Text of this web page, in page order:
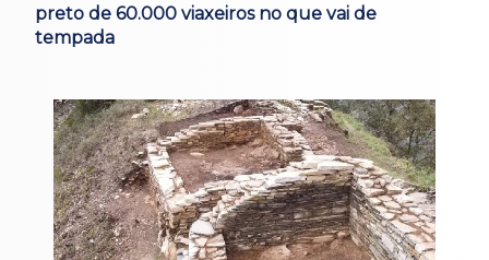
preto de 60.000 viaxeiros no que vai de
tempada